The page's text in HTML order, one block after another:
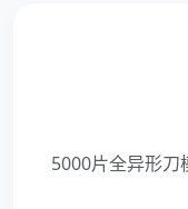
5000片全异形刀